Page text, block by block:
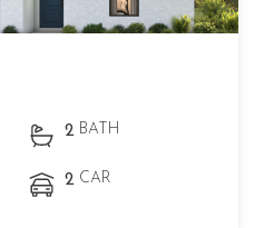
2 BATH
2 CAR